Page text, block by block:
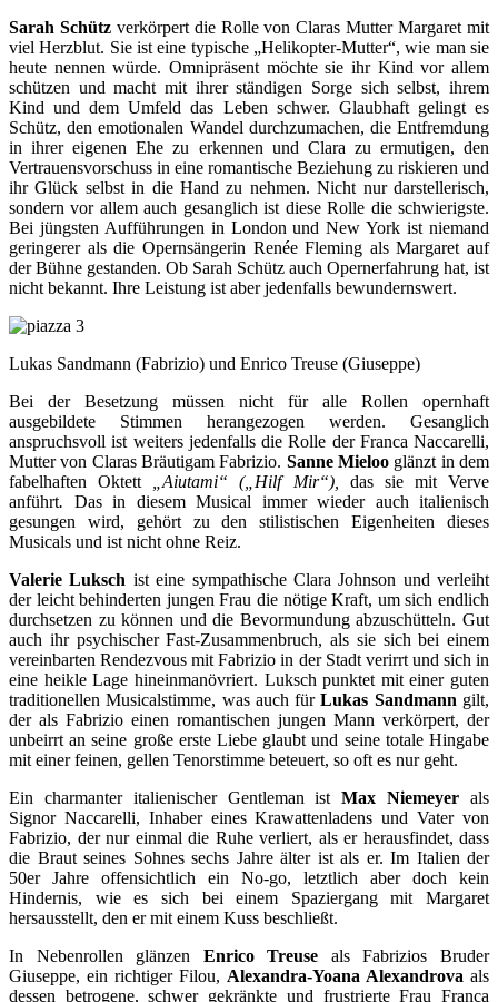
Sarah Schützverkörpert die Rolle von Claras Mutter Margaret mit
viel Herzblut. Sie ist eine typische „Helikopter-Mutter“, wie man sie
heute nennen würde. Omnipräsent möchte sie ihr Kind vor allem
schützen und macht mit ihrer ständigen Sorge sich selbst, ihrem
Kind und dem Umfeld das Leben schwer. Glaubhaft gelingt es
Schütz, den emotionalen Wandel durchzumachen, die Entfremdung
in ihrer eigenen Ehe zu erkennen und Clara zu ermutigen, den
Vertrauensvorschuss in eine romantische Beziehung zu riskieren und
ihr Glück selbst in die Hand zu nehmen. Nicht nur darstellerisch,
sondern vor allem auch gesanglich ist diese Rolle die schwierigste.
Bei jüngsten Aufführungen in London und New York ist niemand
geringerer als die Opernsängerin Renée Fleming als Margaret auf
der Bühne gestanden. Ob Sarah Schütz auch Opernerfahrung hat, ist
nicht bekannt. Ihre Leistung ist aber jedenfalls bewundernswert.
Lukas Sandmann (Fabrizio) und Enrico Treuse (Giuseppe)
Bei der Besetzung müssen nicht für alle Rollen opernhaft
ausgebildete Stimmen herangezogen werden. Gesanglich
anspruchsvoll ist weiters jedenfalls die Rolle der Franca Naccarelli,
Mutter von Claras Bräutigam Fabrizio. Sanne Mieloo glänzt in dem
fabelhaften Oktett
„Aiutami“ („Hilf Mir“), das sie mit Verve
anführt. Das in diesem Musical immer wieder auch italienisch
gesungen wird, gehört zu den stilistischen Eigenheiten dieses
Musicals und ist nicht ohne Reiz.
Valerie Luksch ist eine sympathische Clara Johnson und verleiht
der leicht behinderten jungen Frau die nötige Kraft, um sich endlich
durchsetzen zu können und die Bevormundung abzuschütteln. Gut
auch ihr psychischer Fast-Zusammenbruch, als sie sich bei einem
vereinbarten Rendezvous mit Fabrizio in der Stadt verirrt und sich in
eine heikle Lage hineinmanövriert. Luksch punktet mit einer guten
traditionellen Musicalstimme, was auch fürLukas Sandmann gilt,
der als Fabrizio einen romantischen jungen Mann verkörpert, der
unbeirrt an seine große erste Liebe glaubt und seine totale Hingabe
mit einer feinen, gellen Tenorstimme beteuert, so oft es nur geht.
Ein charmanter italienischer Gentleman istMax Niemeyer als
Signor Naccarelli, Inhaber eines Krawattenladens und Vater von
Fabrizio, der nur einmal die Ruhe verliert, als er herausfindet, dass
die Braut seines Sohnes sechs Jahre älter ist als er. Im Italien der
50er Jahre offensichtlich ein No-go, letztlich aber doch kein
Hindernis, wie es sich bei einem Spaziergang mit Margaret
hersausstellt, den er mit einem Kuss beschließt.
In Nebenrollen glänzen Enrico Treuse als Fabrizios Bruder
Giuseppe, ein richtiger Filou, Alexandra-Yoana Alexandrova als
dessen betrogene, schwer gekränkte und frustrierte Frau Franca